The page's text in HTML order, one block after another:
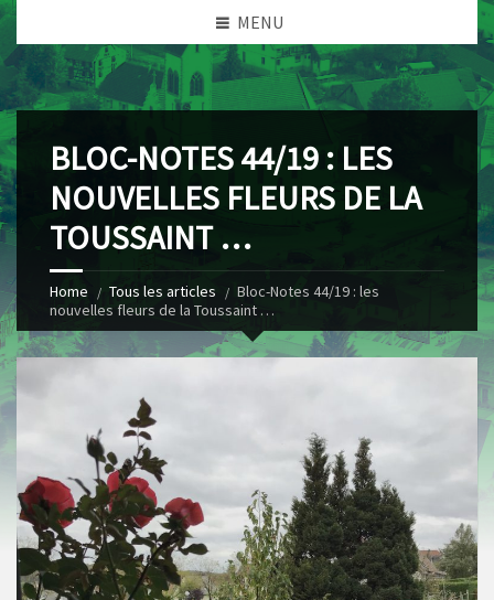
MENU
BLOC-NOTES 44/19 : LES
NOUVELLES FLEURS DE LA
TOUSSAINT …
Home Tous les articles
Bloc-Notes 44/19 : les
nouvelles fleurs de la Toussaint …